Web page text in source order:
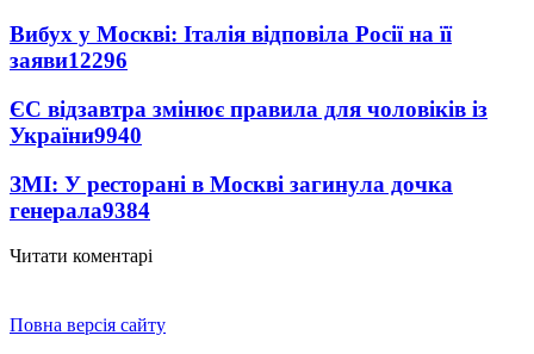
Вибух у Москві: Італія відповіла Росії на її
заяви12296
ЄС відзавтра змінює правила для чоловіків із
України9940
ЗМІ: У ресторані в Москві загинула дочка
генерала9384
Читати коментарі
Повна версія сайту